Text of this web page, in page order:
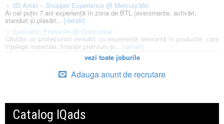
3D Artist – Shopper Experience @ Mercury360
Ai cel puțin 7 ani experiență în zona de BTL (evenimente, activări,
standuri și plasări... [detalii]
Specialist Productie @ Godmother
Căutăm un profesionist versatil, cu experiență relevantă în producție, care
înțelege materiale, finisaje premium și... [detalii]
vezi toate joburile
Adauga anunt de recrutare
Catalog IQads